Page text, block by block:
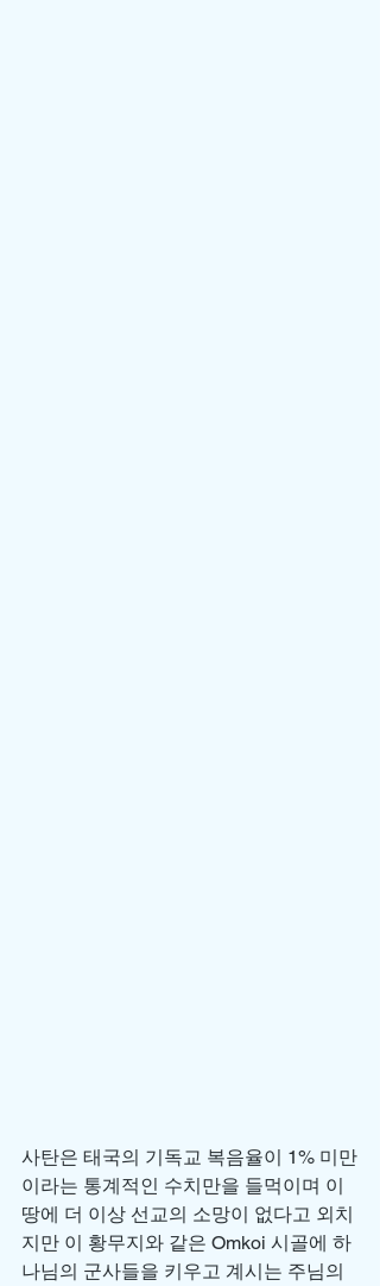
사탄은 태국의 기독교 복음율이 1% 미만
이라는 통계적인 수치만을 들먹이며 이
땅에 더 이상 선교의 소망이 없다고 외치
지만 이 황무지와 같은 Omkoi 시골에 하
나님의 군사들을 키우고 계시는 주님의